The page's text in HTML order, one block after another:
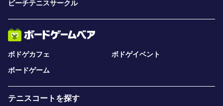
ビーチテニスサークル
ボドゲカフェ
ボドゲイベント
ボードゲーム
テニスコートを探す